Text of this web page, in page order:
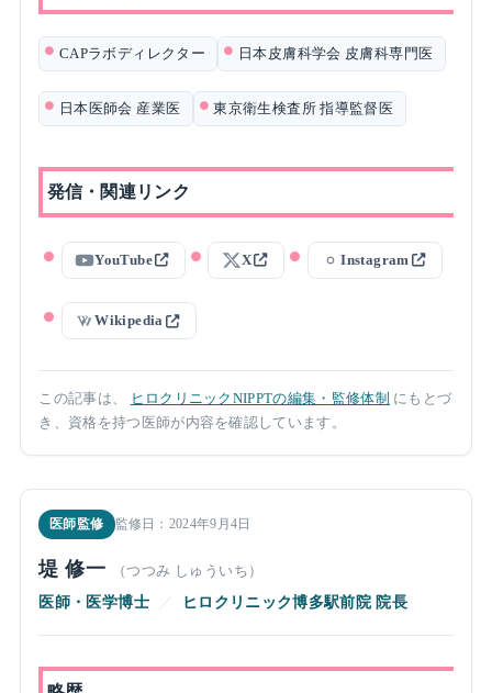
CAPラボディレクター 日本皮膚科学会 皮膚科専門医
日本医師会 産業医 東京衛生検査所 指導監督医
発信・関連リンク
YouTube X Instagram
Wikipedia
この記事は、 ヒロクリニックNIPPTの編集・監修体制 にもとづ
き、資格を持つ医師が内容を確認しています。
医師監修 監修日：2024年9月4日
堤 修一
（つつみ しゅういち）
医師・医学博士
／ ヒロクリニック博多駅前院 院長